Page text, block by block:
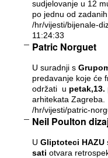
sudjelovanje u 12
po jednu od zadanih
/hr/vijesti/bijenale-
11:24:33
Patric Norguet
U suradnji s
predavanje koje će
održati u petak,13.
arhitekata Zagreba.
/hr/vijesti/patric-
Neil Poulton
U Gliptoteci HAZU
sati otvara